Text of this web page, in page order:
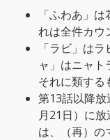
「ふわあ」
れは全件カウ
「ラビ」は
ャ」はニャト
それに類する
第13話以降
月21日）に放
は、（再）の